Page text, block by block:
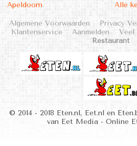
Apeldoorn
Alle
Algemene Voorwaarden Privacy
Klantenservice
Aanmelden Veel
Restaurant
© 2014 - 2018 Eten.nl, Eet.nl en
van Eet Media - Online